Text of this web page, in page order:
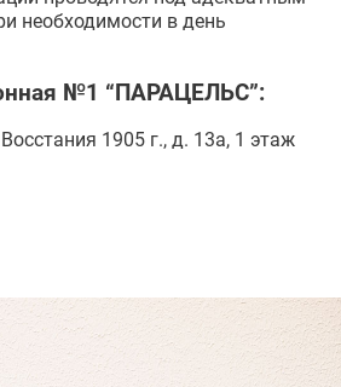
необходимости в день
№1 “ПАРАЦЕЛЬС”:
1905 г., д. 13а, 1 этаж